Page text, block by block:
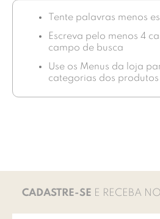
Tente palavras menos
Escreva pelo menos 4
campo de busca
Use os Menus da loja
categorias dos produtos
CADASTRE-SE E RECEBA